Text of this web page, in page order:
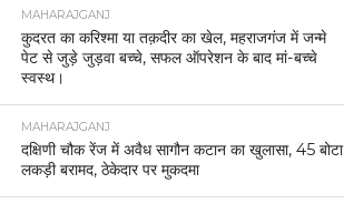
MAHARAJGANJ
कुदरत का करिश्मा या तक़दीर का खेल, महराजगंज में जन्मे
पेट से जुड़े जुड़वा बच्चे, सफल ऑपरेशन के बाद मां-बच्चे
स्वस्थ।
MAHARAJGANJ
दक्षिणी चौक रेंज में अवैध सागौन कटान का खुलासा, 45 बोटा
लकड़ी बरामद, ठेकेदार पर मुकदमा